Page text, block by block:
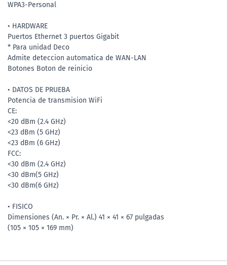
WPA3-Personal
• HARDWARE
Puertos Ethernet 3 puertos Gigabit
* Para unidad Deco
Admite deteccion automatica de WAN-LAN
Botones Boton de reinicio
• DATOS DE PRUEBA
Potencia de transmision WiFi
CE:
<20 dBm (2.4 GHz)
<23 dBm (5 GHz)
<23 dBm (6 GHz)
FCC:
<30 dBm (2.4 GHz)
<30 dBm(5 GHz)
<30 dBm(6 GHz)
• FISICO
Dimensiones (An. × Pr. × Al.) 41 × 41 × 67 pulgadas
(105 × 105 × 169 mm)